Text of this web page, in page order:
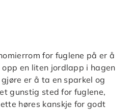
for fuglene på er å
en liten jordlapp i hagen
er å ta en sparkel og
gunstig sted for fuglene,
høres kanskje for godt